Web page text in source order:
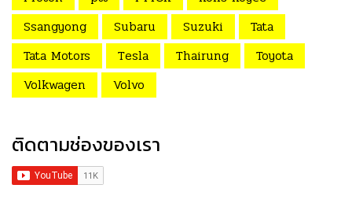
Ssangyong
Subaru Suzuki
Tata
Tata Motors
Tesla Thairung
Toyota
Volkwagen
Volvo
ติดตามช่องของเรา